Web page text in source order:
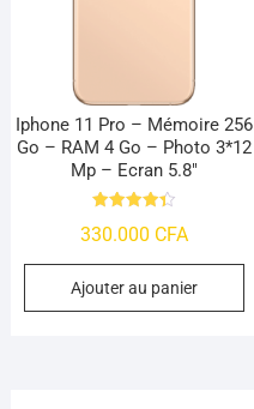
Iphone 11 Pro – Mémoire 256
Go – RAM 4 Go – Photo 3*12
Mp – Ecran 5.8″
4.39
330.000 CFA
Ajouter au panier